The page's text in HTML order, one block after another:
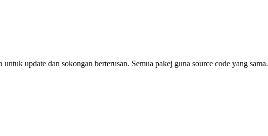
update dan sokongan berterusan. Semua pakej guna source code yang sama.